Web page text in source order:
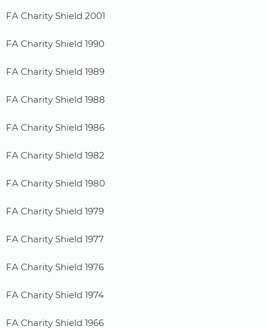
FA Charity Shield 2001
FA Charity Shield 1990
FA Charity Shield 1989
FA Charity Shield 1988
FA Charity Shield 1986
FA Charity Shield 1982
FA Charity Shield 1980
FA Charity Shield 1979
FA Charity Shield 1977
FA Charity Shield 1976
FA Charity Shield 1974
FA Charity Shield 1966